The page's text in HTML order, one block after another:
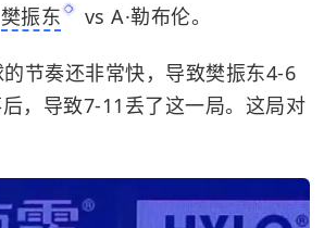
樊振东 vs A·勒布伦。
节奏还非常快，导致樊振东4-6
，导致7-11丢了这一局。这局对